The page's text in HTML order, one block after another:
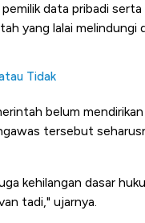
data pribadi
yang lalai melindungi
Tidak
belum
tersebut
kehilangan dasar
tadi," ujarnya.
Bangkit dari Kubur!